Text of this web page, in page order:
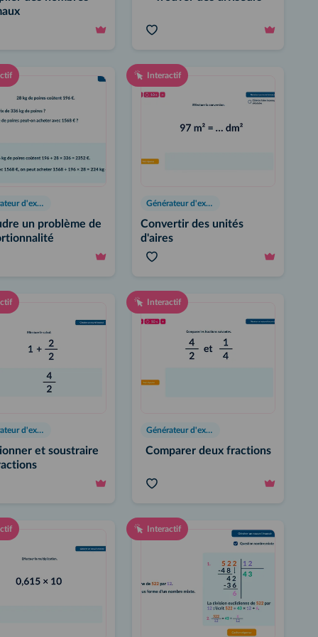
Générateur d'exercices
un problème de
Interactif
Générateur d'exercices
Convertir des unités
d'aires
Générateur d'exercices
et soustraire
Interactif
Générateur d'exercices
Comparer deux fractions
Interactif